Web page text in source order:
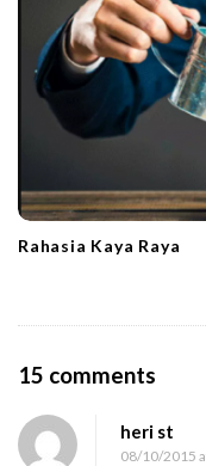
Rahasia Kaya Raya
15 comments
D
heri st
08/10/2015